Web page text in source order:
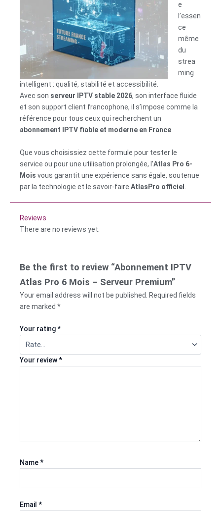
e
l’essen
ce
même
du
strea
ming
intelligent : qualité, stabilité et accessibilité.
Avec son serveur IPTV stable 2026, son interface fluide
et son support client francophone, il s’impose comme la
référence pour tous ceux qui recherchent un
abonnement IPTV fiable et moderne en France.
Que vous choisissiez cette formule pour tester le
service ou pour une utilisation prolongée, l’Atlas Pro 6-
Mois vous garantit une expérience sans égale, soutenue
par la technologie et le savoir-faire AtlasPro officiel
Reviews
There are no reviews yet.
Be the first to review “Abonnement IPTV
Atlas Pro 6 Mois – Serveur Premium”
Your email address will not be published.
Required fields
are marked *
Your rating*
Your review*
Name*
Email *